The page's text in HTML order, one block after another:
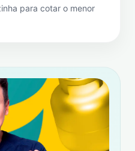
para cotar o menor